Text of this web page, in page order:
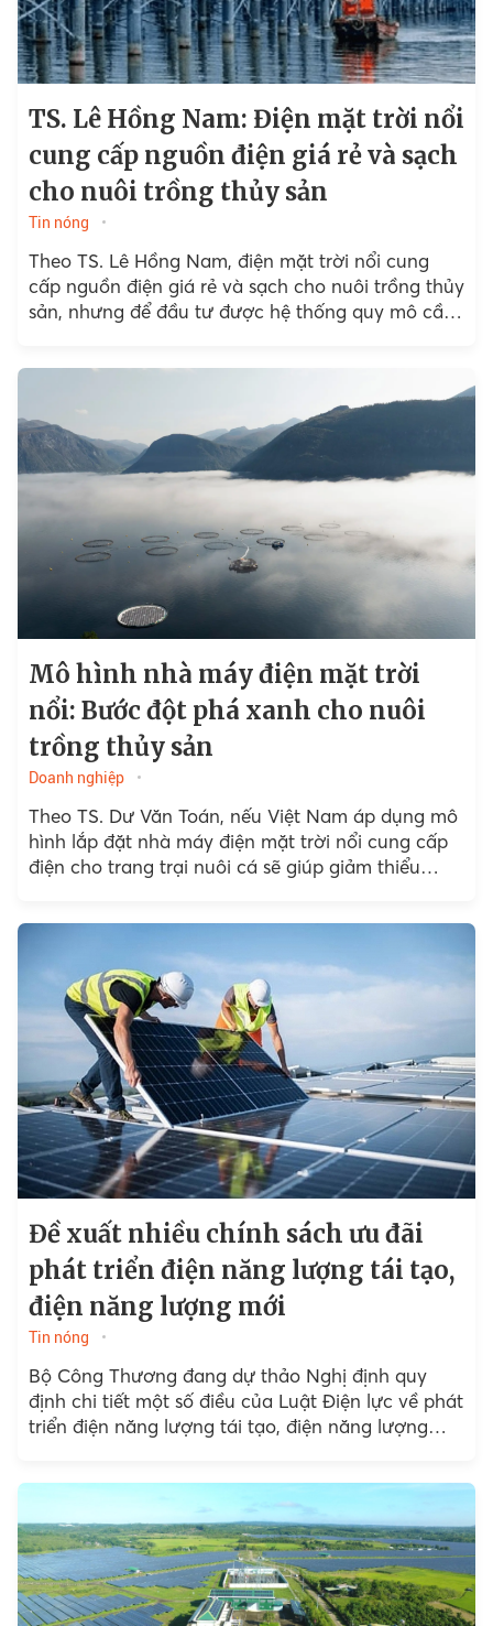
TS. Lê Hồng Nam: Điện mặt trời nổi
cung cấp nguồn điện giá rẻ và sạch
cho nuôi trồng thủy sản
Tin nóng
Theo TS. Lê Hồng Nam, điện mặt trời nổi cung
cấp nguồn điện giá rẻ và sạch cho nuôi trồng thủy
sản, nhưng để đầu tư được hệ thống quy mô cần
Mô hình nhà máy điện mặt trời
nổi: Bước đột phá xanh cho nuôi
trồng thủy sản
Doanh nghiệp
Theo TS. Dư Văn Toán, nếu Việt Nam áp dụng mô
hình lắp đặt nhà máy điện mặt trời nổi cung cấp
điện cho trang trại nuôi cá sẽ giúp giảm thiểu
Đề xuất nhiều chính sách ưu đãi
phát triển điện năng lượng tái tạo,
điện năng lượng mới
Tin nóng
Bộ Công Thương đang dự thảo Nghị định quy
định chi tiết một số điều của Luật Điện lực về phát
triển điện năng lượng tái tạo, điện năng lượng